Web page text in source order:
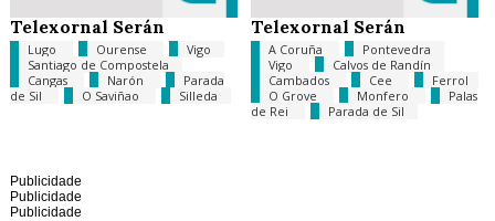
Telexornal Serán
Lugo Ourense
Vigo
Santiago de Compostela
Cangas
Narón
Parada
de Sil
O Saviñao Silleda
Telexornal Serán
A Coruña
Pontevedra
Vigo
Calvos de Randín
Cambados
Cee
Ferrol
O Grove
Monfero
Palas
de Rei
Parada de Sil
Publicidade
Publicidade
Publicidade